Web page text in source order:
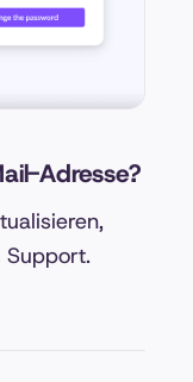
Adresse?
Support.